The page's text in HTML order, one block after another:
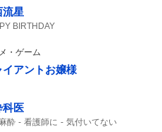
流星
BIRTHDAY
・ゲーム
イアントお嬢様
科医
酔 看護師に 気付いてない